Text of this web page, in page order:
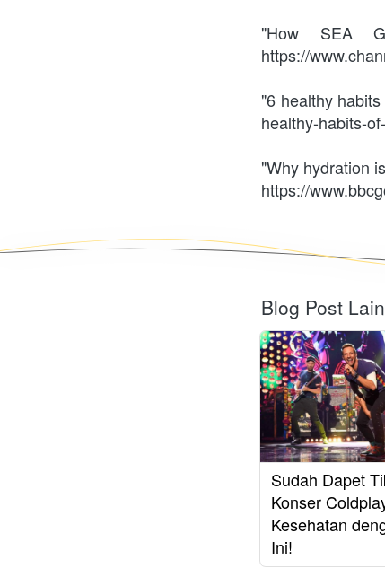
"How SEA
https://
"6 healthy
healthy-habits-
https://
Blog Post
Sudah Dapet
Konser
Kesehatan
Ini!